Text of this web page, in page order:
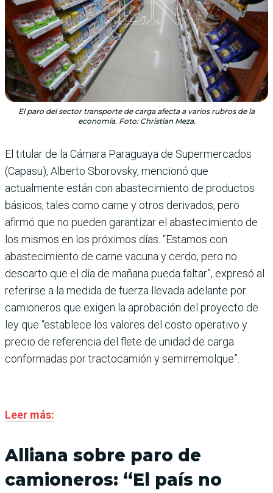
El paro del sector transporte de carga afecta a varios rubros de la
economía. Foto: Christian Meza.
El titular de la Cámara Paraguaya de Supermercados
(Capasu), Alberto Sborovsky, mencionó que
actualmente están con abastecimiento de productos
básicos, tales como carne y otros derivados, pero
afirmó que no pueden garantizar el abastecimiento de
los mismos en los próximos días. “Estamos con
abastecimiento de carne vacuna y cerdo, pero no
descarto que el día de mañana pueda faltar”, expresó al
referirse a la medida de fuerza llevada adelante por
camioneros que exigen la aprobación del proyecto de
ley que “establece los valores del costo operativo y
precio de referencia del flete de unidad de carga
conformadas por tractocamión y semirremolque”.
Leer más:
Alliana sobre paro de
camioneros: “El país no